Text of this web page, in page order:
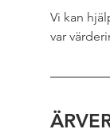
Vi kan
var